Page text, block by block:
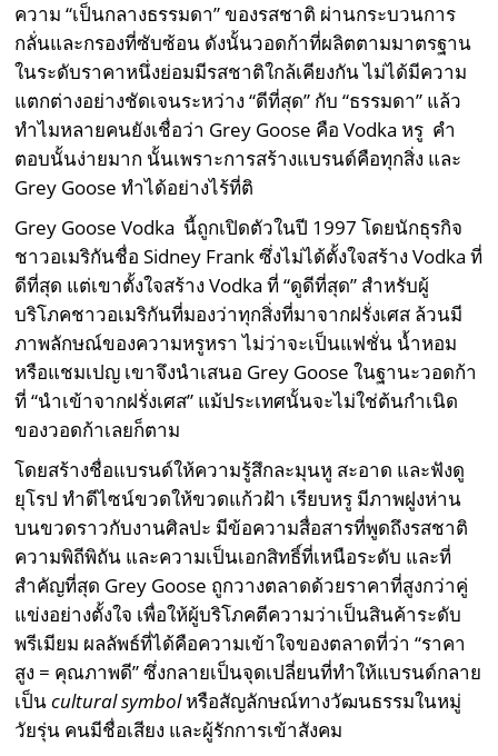
ความ “เป็นกลางธรรมดา” ของรสชาติ ผ่านกระบวนการ
กลั่นและกรองที่ซับซ้อน ดังนั้นวอดก้าที่ผลิตตามมาตรฐาน
ในระดับราคาหนึ่งย่อมมีรสชาติใกล้เคียงกัน ไม่ได้มีความ
แตกต่างอย่างชัดเจนระหว่าง “ดีที่สุด” กับ “ธรรมดา” แล้ว
ทำไมหลายคนยังเชื่อว่า Grey Goose คือ Vodka หรู คำ
ตอบนั้นง่ายมาก นั้นเพราะการสร้างแบรนด์คือทุกสิ่ง และ
Grey Goose ทำได้อย่างไร้ที่ติ
Grey Goose Vodka นี้ถูกเปิดตัวในปี 1997 โดยนักธุรกิจ
ชาวอเมริกันชื่อ Sidney Frank ซึ่งไม่ได้ตั้งใจสร้าง Vodka ที่
ดีที่สุด แต่เขาตั้งใจสร้าง Vodka ที่ “ดูดีที่สุด” สำหรับผู้
บริโภคชาวอเมริกันที่มองว่าทุกสิ่งที่มาจากฝรั่งเศส ล้วนมี
ภาพลักษณ์ของความหรูหรา ไม่ว่าจะเป็นแฟชั่น น้ำหอม
หรือแชมเปญ เขาจึงนำเสนอ Grey Goose ในฐานะวอดก้า
ที่ “นำเข้าจากฝรั่งเศส” แม้ประเทศนั้นจะไม่ใช่ต้นกำเนิด
ของวอดก้าเลยก็ตาม
โดยสร้างชื่อแบรนด์ให้ความรู้สึกละมุนหู สะอาด และฟังดู
ยุโรป ทำดีไซน์ขวดให้ขวดแก้วฝ้า เรียบหรู มีภาพฝูงห่าน
บนขวดราวกับงานศิลปะ มีข้อความสื่อสารที่พูดถึงรสชาติ
ความพิถีพิถัน และความเป็นเอกสิทธิ์ที่เหนือระดับ และที่
สำคัญที่สุด Grey Goose ถูกวางตลาดด้วยราคาที่สูงกว่าคู่
แข่งอย่างตั้งใจ เพื่อให้ผู้บริโภคตีความว่าเป็นสินค้าระดับ
พรีเมียม ผลลัพธ์ที่ได้คือความเข้าใจของตลาดที่ว่า “ราคา
สูง = คุณภาพดี” ซึ่งกลายเป็นจุดเปลี่ยนที่ทำให้แบรนด์กลาย
เป็นcultural symbolหรือสัญลักษณ์ทางวัฒนธรรมในหมู่
วัยรุ่น คนมีชื่อเสียง และผู้รักการเข้าสังคม